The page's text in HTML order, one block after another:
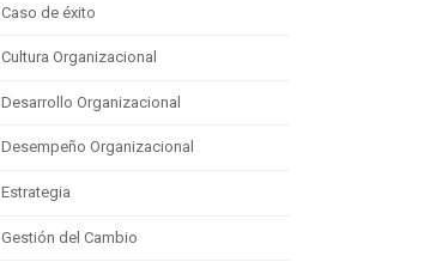
Caso de éxito
Cultura Organizacional
Desarrollo Organizacional
Desempeño Organizacional
Estrategia
Gestión del Cambio